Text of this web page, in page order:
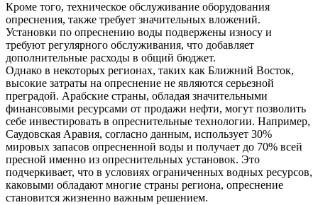
Кроме того, техническое обслуживание оборудования
опреснения, также требует значительных вложений.
Установки по опреснению воды подвержены износу и
требуют регулярного обслуживания, что добавляет
дополнительные расходы в общий бюджет.
Однако в некоторых регионах, таких как Ближний Восток,
высокие затраты на опреснение не являются серьезной
преградой. Арабские страны, обладая значительными
финансовыми ресурсами от продажи нефти, могут позволить
себе инвестировать в опреснительные технологии. Например,
Саудовская Аравия, согласно данным, использует 30%
мировых запасов опресненной воды и получает до 70% всей
пресной именно из опреснительных установок. Это
подчеркивает, что в условиях ограниченных водных ресурсов,
каковыми обладают многие страны региона, опреснение
становится жизненно важным решением.